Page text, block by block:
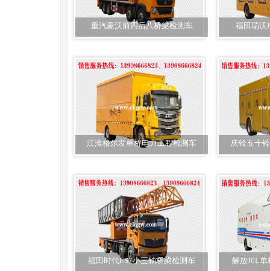
重汽豪沃前四后八桥梁检测车 福田瑞沃
江淮格尔发单桥电力工程检测车 庆铃五十
福田时代ES7小三轴桥梁检测车 解放J6L